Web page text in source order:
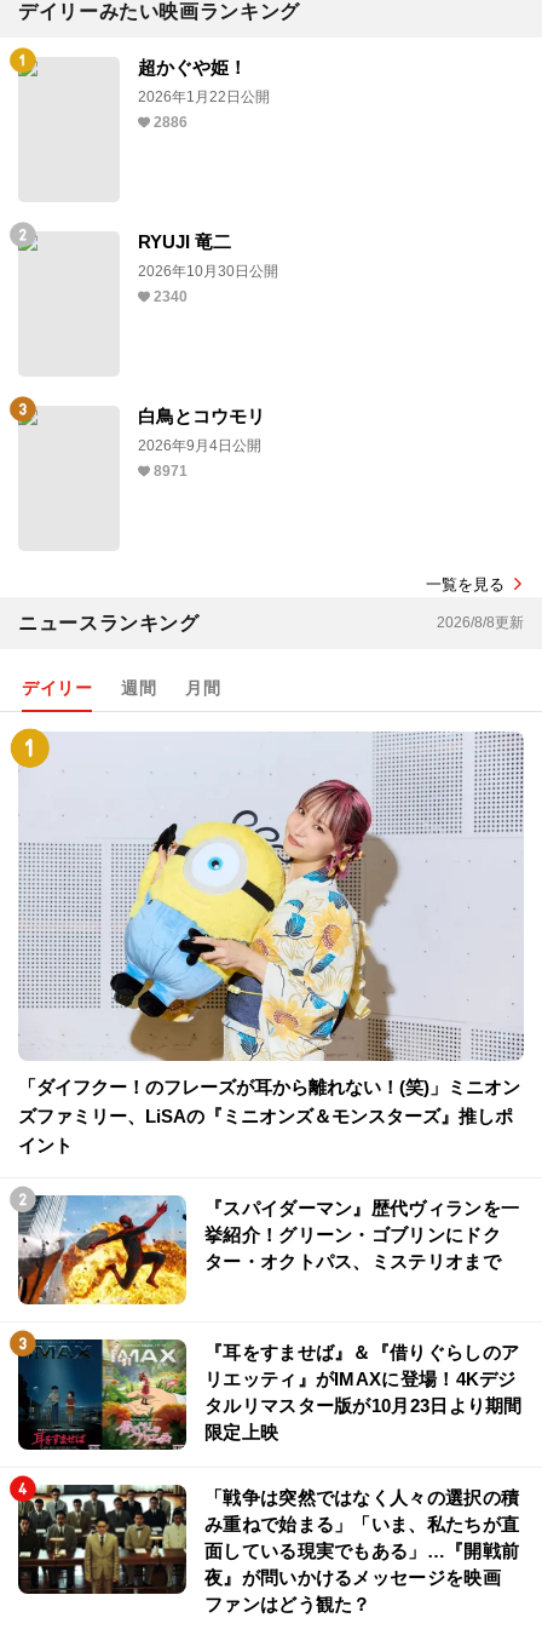
デイリーみたい映画ランキング
超かぐや姫！
2026年1月22日公開
2886
RYUJI 竜二
2026年10月30日公開
2340
白鳥とコウモリ
2026年9月4日公開
8971
一覧を見る
ニュースランキング 2026/8/8更新
デイリー 週間 月間
「ダイフクー！のフレーズが耳から離れない！(笑)」ミニオン
ズファミリー、LiSAの『ミニオンズ＆モンスターズ』推しポ
イント
『スパイダーマン』歴代ヴィランを一
挙紹介！グリーン・ゴブリンにドク
ター・オクトパス、ミステリオまで
『耳をすませば』＆『借りぐらしのア
リエッティ』がIMAXに登場！4Kデジ
タルリマスター版が10月23日より期間
限定上映
「戦争は突然ではなく人々の選択の積
み重ねで始まる」「いま、私たちが直
面している現実でもある」…『開戦前
夜』が問いかけるメッセージを映画
ファンはどう観た？